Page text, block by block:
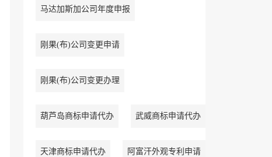
马达加斯加公司年度申报
刚果(布)公司变更申请
刚果(布)公司变更办理
葫芦岛商标申请代办 武威商标申请代办
天津商标申请代办 阿富汗外观专利申请